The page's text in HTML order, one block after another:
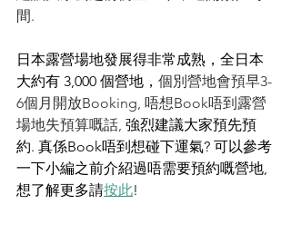
間.
日本露營場地發展得非常成熟，全日本
大約有 3,000 個營地， 個別營地會預早3-
6個月開放Booking, 唔想Book唔到露營
場地失預算嘅話, 強烈建議大家預先預
約. 真係Book唔到想碰下運氣? 可以參考
一下小編之前介紹過唔需要預約嘅營地,
想了解更多請按此!